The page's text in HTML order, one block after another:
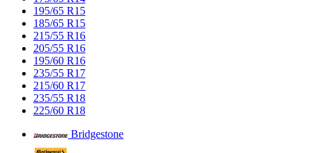
195/65 R15
185/65 R15
215/55 R16
205/55 R16
195/60 R16
235/55 R17
215/60 R17
235/55 R18
225/60 R18
Bridgestone